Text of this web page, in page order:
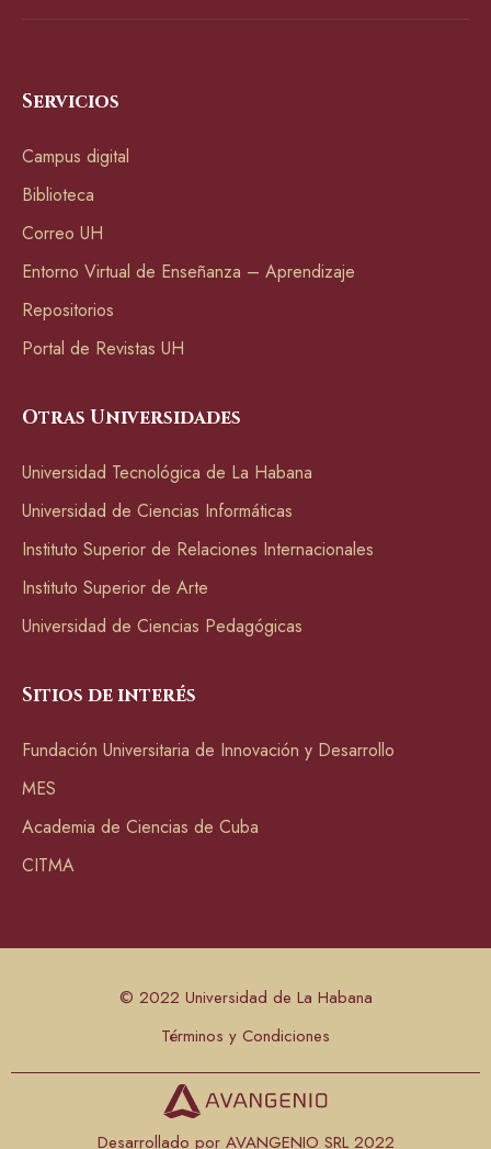
Servicios
Campus digital
Biblioteca
Correo UH
Entorno Virtual de Enseñanza – Aprendizaje
Repositorios
Portal de Revistas UH
Otras Universidades
Universidad Tecnológica de La Habana
Universidad de Ciencias Informáticas
Instituto Superior de Relaciones Internacionales
Instituto Superior de Arte
Universidad de Ciencias Pedagógicas
Sitios de interés
Fundación Universitaria de Innovación y Desarrollo
MES
Academia de Ciencias de Cuba
CITMA
© 2022 Universidad de La Habana
Términos y Condiciones
Desarrollado por AVANGENIO SRL 2022